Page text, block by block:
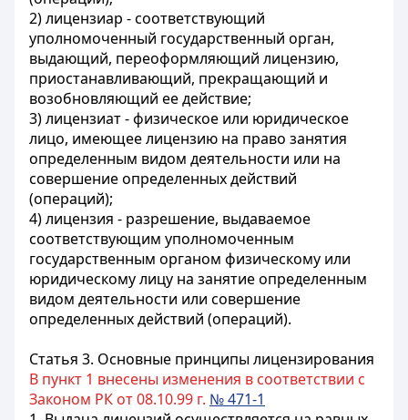
2) лицензиар - соответствующий
уполномоченный государственный орган,
выдающий, переоформляющий лицензию,
приостанавливающий, прекращающий и
возобновляющий ее действие;
3) лицензиат - физическое или юридическое
лицо, имеющее лицензию на право занятия
определенным видом деятельности или на
совершение определенных действий
(операций);
4) лицензия - разрешение, выдаваемое
соответствующим уполномоченным
государственным органом физическому или
юридическому лицу на занятие определенным
видом деятельности или совершение
определенных действий (операций).
Статья 3. Основные принципы лицензирования
В пункт 1 внесены изменения в соответствии с
Законом РК от 08.10.99 г. № 471-1